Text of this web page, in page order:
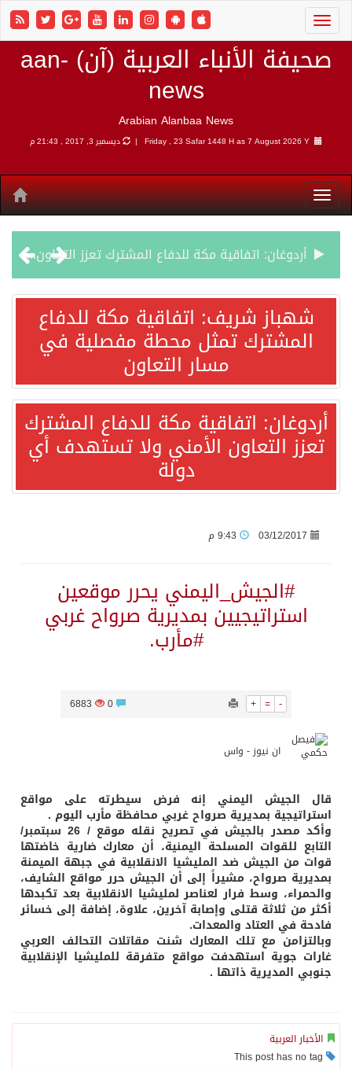
صحيفة الأنباء العربية (آن) aan-
news
Arabian Alanbaa News
Friday , 23 Safar 1448 H as7 August 2026 Y | ديسمبر 3, 2017 , 21:43 م
أردوغان: اتفاقية مكة للدفاع المشترك تعزز التعاون الأمني ولا تستهدف أي دولة
سمو وزير الخارجية : اتفاقية مكة تعكس الإرادة السياسية لحماية أمن المنطقة
قفزة عالمية جديدة لتخصصات «الإعلام» بالأكاديمية العربية هيئة AQAS الألمانية تمنح برامج الإعلام بالأكاديمية العربية الاعتماد غير المشروط وفق المعايير الأوروبية..
وزير الخارجية السعودي: جميع إجراءات إسرائيل الأحادية في أراضي فلسطين باطلة
شهباز شريف: اتفاقية مكة للدفاع
المشترك تمثل محطة مفصلية في
مسار التعاون
أردوغان: اتفاقية مكة للدفاع المشترك
تعزز التعاون الأمني ولا تستهدف أي
دولة
03/12/2017
#الجيش_اليمني يحرر موقعين
استراتيجيين بمديرية صرواح غربي
#مأرب.
+ = -
6883
ان نيوز - واس
قال الجيش اليمني إنه فرض سيطرته على مواقع
استراتيجية بمديرية صرواح غربي محافظة مأرب اليوم .
وأكد مصدر بالجيش في تصريح نقله موقع / 26 سبتمبر/
التابع للقوات المسلحة اليمنية، أن معارك ضارية خاضتها
قوات من الجيش ضد المليشيا الانقلابية في جبهة الميمنة
بمديرية صرواح، مشيراً إلى أن الجيش حرر مواقع الشايف،
والحمراء، وسط فرار لعناصر لمليشيا الانقلابية بعد تكبدها
أكثر من ثلاثة قتلى وإصابة آخرين، علاوة، إضافة إلى خسائر
فادحة في العتاد والمعدات.
وبالتزامن مع تلك المعارك شنت مقاتلات التحالف العربي
غارات جوية استهدفت مواقع متفرقة للمليشيا الإنقلابية
جنوبي المديرية ذاتها .
الأخبار العربية